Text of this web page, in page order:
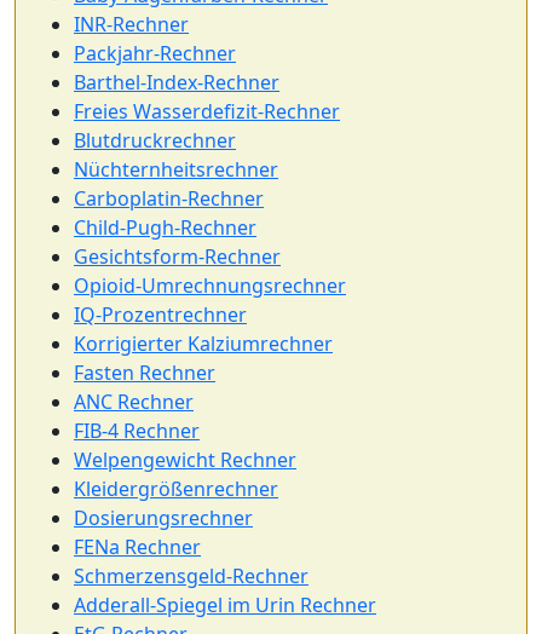
INR-Rechner
Packjahr-Rechner
Barthel-Index-Rechner
Freies Wasserdefizit-Rechner
Blutdruckrechner
Nüchternheitsrechner
Carboplatin-Rechner
Child-Pugh-Rechner
Gesichtsform-Rechner
Opioid-Umrechnungsrechner
IQ-Prozentrechner
Korrigierter Kalziumrechner
Fasten Rechner
ANC Rechner
FIB-4 Rechner
Welpengewicht Rechner
Kleidergrößenrechner
Dosierungsrechner
FENa Rechner
Schmerzensgeld-Rechner
Adderall-Spiegel im Urin Rechner